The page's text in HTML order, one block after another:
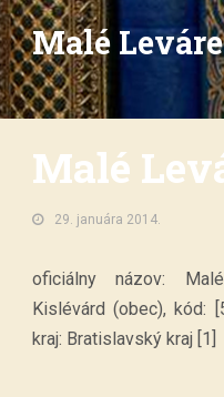
Malé Leváre
Malé
29. januára 2014.
oficiálny názov:
Kislévárd (obec), kód:
kraj: Bratislavský kraj [1]